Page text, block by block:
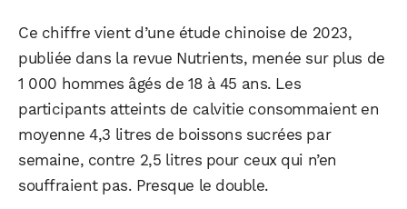
Ce chiffre vient d’une étude chinoise de 2023,
publiée dans la revue Nutrients, menée sur plus de
1 000 hommes âgés de 18 à 45 ans. Les
participants atteints de calvitie consommaient en
moyenne 4,3 litres de boissons sucrées par
semaine, contre 2,5 litres pour ceux qui n’en
souffraient pas. Presque le double.
WhatsApp Telegram Email